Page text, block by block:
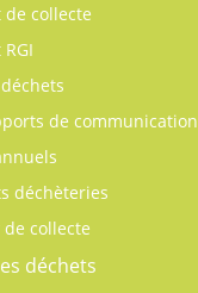
de collecte
de communication
déchèteries
collecte
déchets